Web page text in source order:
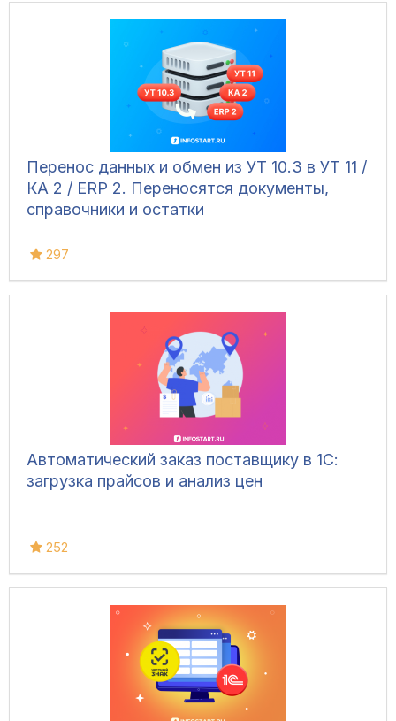
Перенос данных и обмен из УТ 10.3 в УТ 11 /
КА 2 / ERP 2. Переносятся документы,
справочники и остатки
297
Автоматический заказ поставщику в 1С:
загрузка прайсов и анализ цен
252